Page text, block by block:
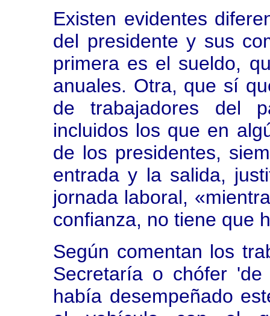
Existen evidentes
del presidente y sus
primera es el sueldo,
anuales. Otra, que sí
de trabajadores del
incluidos los que en
de los presidentes,
entrada y la salida,
jornada laboral,
confianza, no tiene que
Según comentan los
Secretaría o chófer
había desempeñado